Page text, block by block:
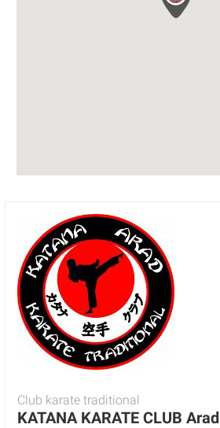
Club karate traditional
KATANA KARATE CLUB Arad